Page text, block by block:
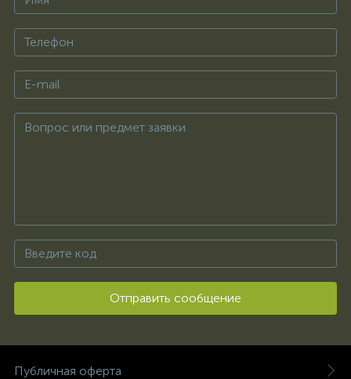
Отправить сообщение
Публичная оферта